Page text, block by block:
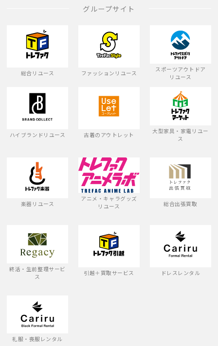
グループサイト
総合リユース ファッションリユース
スポーツアウトドア
リユース
ハイブランドリユース 古着のアウトレット
大型家具・家電リユー
ス
楽器リユース
アニメ・キャラグッズ
リユース
総合出張買取
終活・生前整理サービ
ス
引越＋買取サービス ドレスレンタル
礼服・喪服レンタル